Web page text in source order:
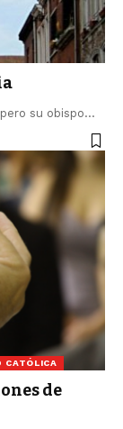
su obispo…
CATÓLICA
de